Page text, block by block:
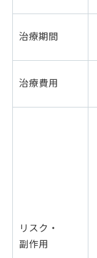
治療期間
治療費用
リスク・
副作用